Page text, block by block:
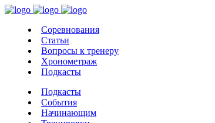
Соревнования
Статьи
Вопросы к тренеру
Хронометраж
Подкасты
Подкасты
События
Начинающим